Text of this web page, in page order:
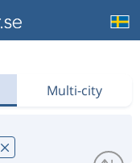
Multi-city